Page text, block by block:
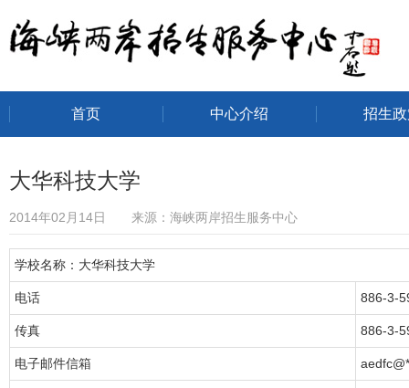
海峡两岸招生服务中心
首页 中心介绍 招生
大华科技大学
2014年02月14日 来源：海峡两岸招生服务中心
学校名称：大华科技大学
电话 886-3-
传真 886-3-
电子邮件信箱